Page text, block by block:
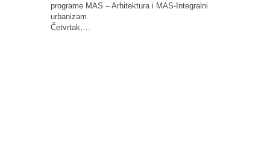
programe MAS – Arhitektura i MAS-Integralni
urbanizam.
Četvrtak,…